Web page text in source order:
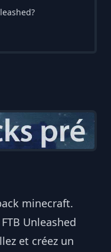
minecraft.
Unleashed
et créez un